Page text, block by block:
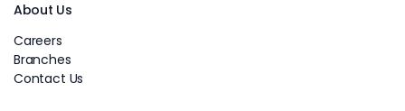
About Us
Careers
Branches
Contact Us